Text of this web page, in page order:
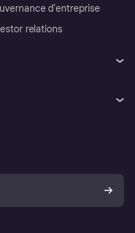
d’entreprise
relations